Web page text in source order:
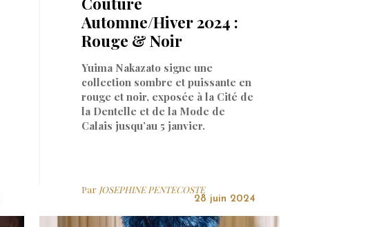
Automne/Hiver 2024 :
Rouge & Noir
Yuima Nakazato signe une
collection sombre et puissante en
rouge et noir, exposée à la Cité de
la Dentelle et de la Mode de
Calais jusqu’au 5 janvier.
Par JOSEPHINE PENTECOSTE
28 juin 2024